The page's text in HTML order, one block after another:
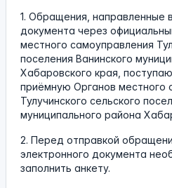
1. Обращения, направленные
документа через
местного самоуправления
поселения Ванинского
Хабаровского края,
приёмную Органов местного
Тулучинского сельского
муниципального района
2. Перед отправкой
электронного документа
заполнить анкету.